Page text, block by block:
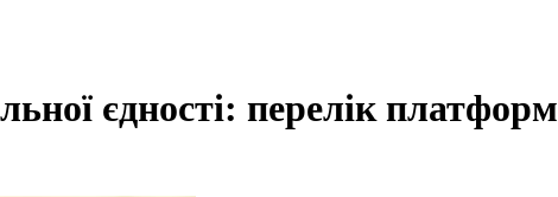
єдності: перелік платформ